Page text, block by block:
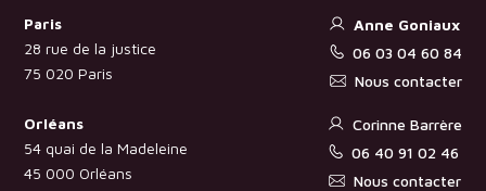
Paris
28 rue de la justice
75 020 Paris
Anne Goniaux
06 03 04 60 84
Nous contacter
Orléans
54 quai de la Madeleine
45 000 Orléans
Corinne Barrère
06 40 91 02 46
Nous contacter